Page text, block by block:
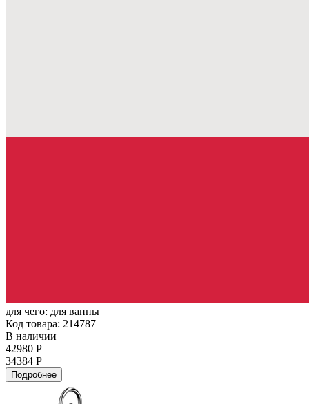
для чего: для ванны
Код товара: 214787
В наличии
42980 Р
34384 Р
Подробнее